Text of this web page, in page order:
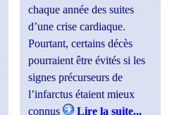
chaque année des suites
d’une crise cardiaque.
Pourtant, certains décès
pourraient être évités si les
signes précurseurs de
l’infarctus étaient mieux
connus
Lire la suite...